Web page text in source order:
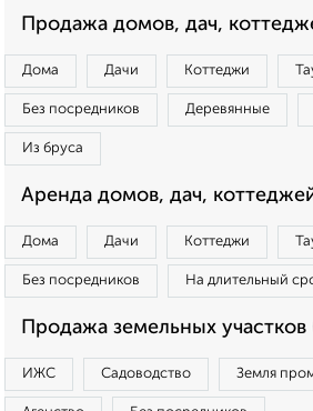
Продажа домов, дач,
Дома Дачи Коттеджи
Без посредников Деревянные
Из бруса
Аренда домов, дач,
Дома Дачи Коттеджи
Без посредников На длительный
Продажа земельных участков
ИЖС Садоводство Земля